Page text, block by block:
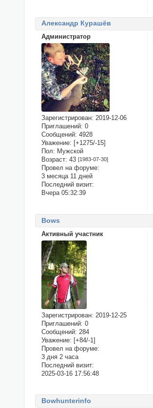
Александр Курашёв
Администратор
Зарегистрирован: 2019-12-06
Приглашений: 0
Сообщений: 4928
Уважение: [+1275/-15]
Пол: Мужской
Возраст: 43 [1983-07-30]
Провел на форуме:
3 месяца 11 дней
Последний визит:
Вчера 05:32:39
Bows
Активный участник
Зарегистрирован: 2019-12-25
Приглашений: 0
Сообщений: 284
Уважение: [+84/-1]
Провел на форуме:
3 дня 2 часа
Последний визит:
2025-03-16 17:56:48
Bowhunterinfo